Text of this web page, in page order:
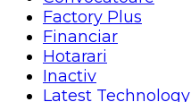
Factory Plus
Financiar
Hotarari
Inactiv
Latest Technology